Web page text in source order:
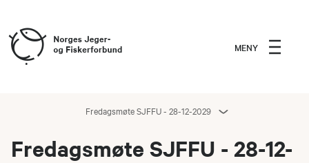
MENY
Fredagsmøte SJFFU - 28-12-2029
Fredagsmøte SJFFU - 28-12-